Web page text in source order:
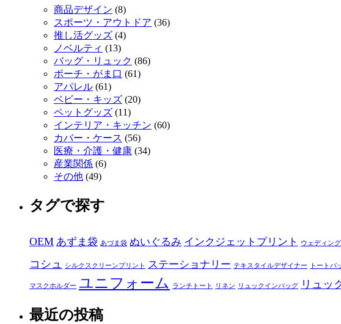
商品デザイン (8)
スポーツ・アウトドア (36)
推し活グッズ (4)
ノベルティ (13)
バッグ・リュック (86)
ポーチ・がま口 (61)
アパレル (61)
ベビー・キッズ (20)
ペットグッズ (11)
インテリア・キッチン (60)
カバー・ケース (56)
医療・介護・健康 (34)
産業関係 (6)
その他 (49)
タグで探す
OEM あずま袋 あづま袋 ぬいぐるみ インクジェットプリント ウェディング
コシュ
シルクスクリーンプリント ステーショナリー テキスタイルデザイナー トートバ
マスクホルダー ユニフォーム ランチトート リネン リュックインバッグ リュッ
最近の投稿